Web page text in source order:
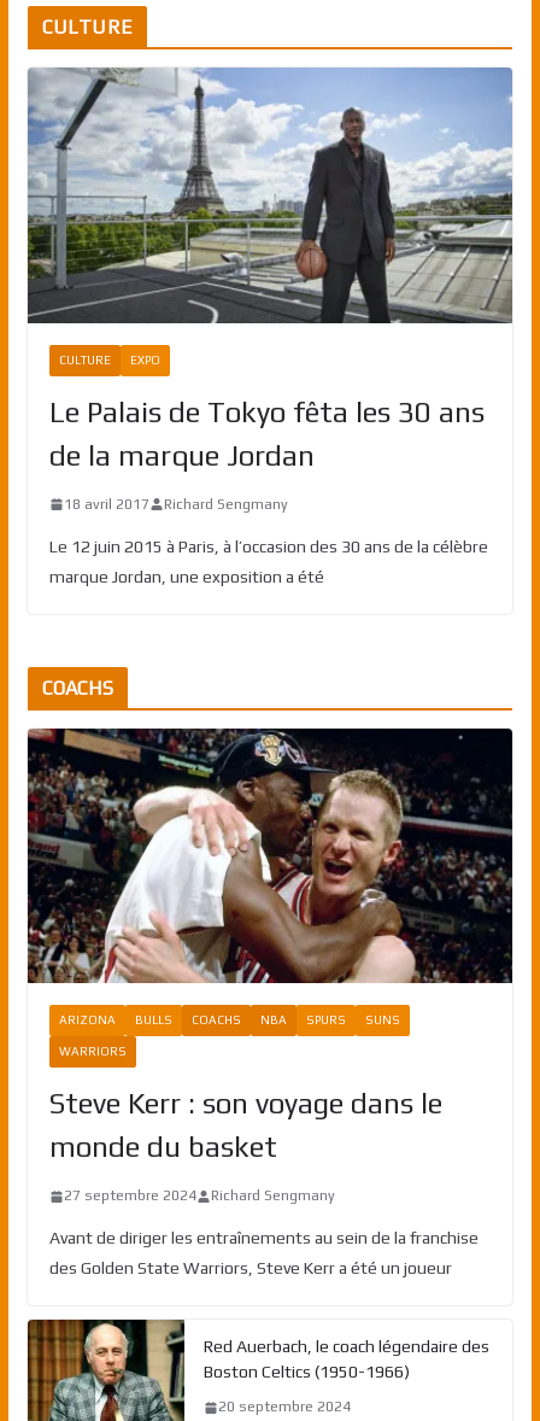
CULTURE
CULTURE EXPO
Le Palais de Tokyo fêta les 30 ans
de la marque Jordan
18 avril 2017 Richard Sengmany
Le 12 juin 2015 à Paris, à l’occasion des 30 ans de la célèbre
marque Jordan, une exposition a été
COACHS
ARIZONA BULLS COACHS NBA SPURS SUNS
WARRIORS
Steve Kerr : son voyage dans le
monde du basket
27 septembre 2024 Richard Sengmany
Avant de diriger les entraînements au sein de la franchise
des Golden State Warriors, Steve Kerr a été un joueur
Red Auerbach, le coach légendaire des
Boston Celtics (1950-1966)
20 septembre 2024